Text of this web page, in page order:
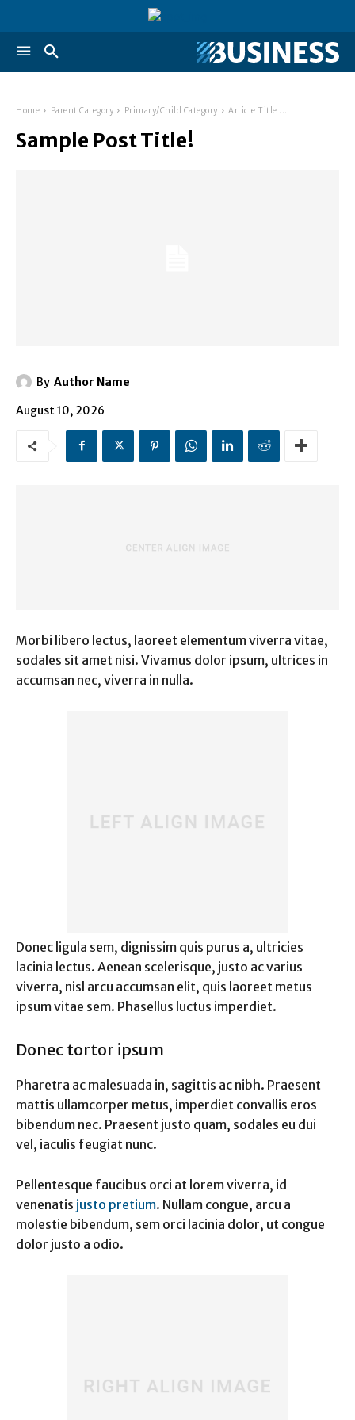
Home Parent Category Primary/Child Category Article Title ...
Sample Post Title!
By Author Name
August 10, 2026
Morbi libero lectus, laoreet elementum viverra vitae,
sodales sit amet nisi. Vivamus dolor ipsum, ultrices in
accumsan nec, viverra in nulla.
Donec ligula sem, dignissim quis purus a, ultricies
lacinia lectus. Aenean scelerisque, justo ac varius
viverra, nisl arcu accumsan elit, quis laoreet metus
ipsum vitae sem. Phasellus luctus imperdiet.
Donec tortor ipsum
Pharetra ac malesuada in, sagittis ac nibh. Praesent
mattis ullamcorper metus, imperdiet convallis eros
bibendum nec. Praesent justo quam, sodales eu dui
vel, iaculis feugiat nunc.
Pellentesque faucibus orci at lorem viverra, id
venenatis justo pretium. Nullam congue, arcu a
molestie bibendum, sem orci lacinia dolor, ut congue
dolor justo a odio.